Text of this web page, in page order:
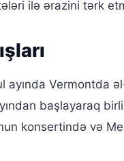
ilə ərazini tərk
ayında Vermontda
başlayaraq
konsertində və